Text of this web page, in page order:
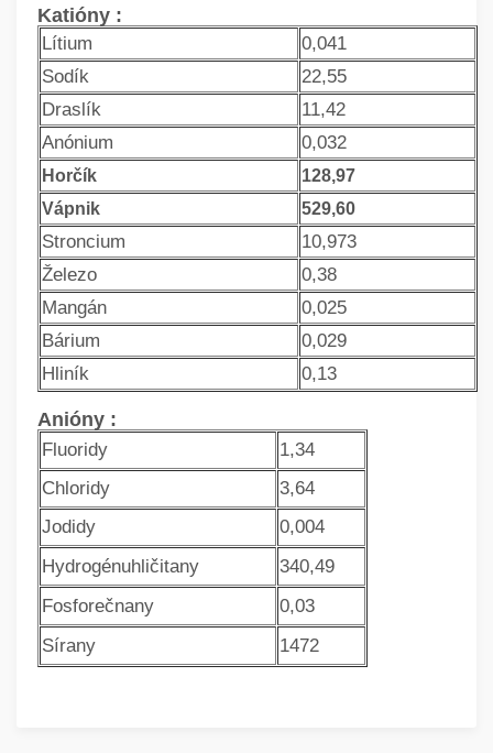
Katióny :
Lítium
0,041
Sodík
22,55
Draslík
11,42
Anónium
0,032
Horčík
128,97
Vápnik
529,60
Stroncium
10,973
Železo
0,38
Mangán
0,025
Bárium
0,029
Hliník
0,13
Anióny :
Fluoridy
1,34
Chloridy
3,64
Jodidy
0,004
Hydrogénuhličitany
340,49
Fosforečnany
0,03
Sírany
1472